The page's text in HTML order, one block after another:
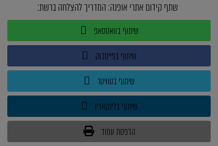
שתף קידום אתרי אופנה: המדריך להצלחה ברשת:
שיתוף בוואטסאפ
שיתוף בפייסבוק
שיתוף בטוויטר
שיתוף בלינקאדין
הדפסת עמוד